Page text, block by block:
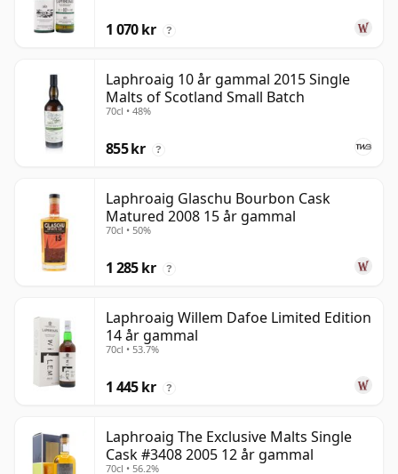
1 070 kr ?
Laphroaig 10 år gammal 2015 Single
Malts of Scotland Small Batch
70cl • 48%
855 kr ?
Laphroaig Glaschu Bourbon Cask
Matured 2008 15 år gammal
70cl • 50%
1 285 kr ?
Laphroaig Willem Dafoe Limited Edition
14 år gammal
70cl • 53.7%
1 445 kr ?
Laphroaig The Exclusive Malts Single
Cask #3408 2005 12 år gammal
70cl • 56.2%